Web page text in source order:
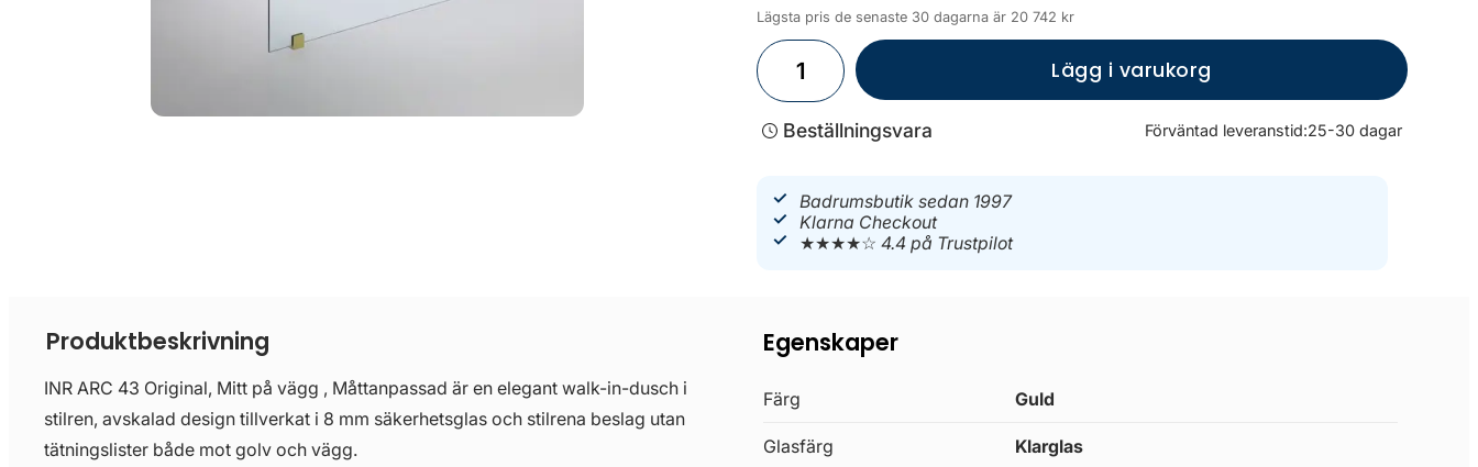
Lägsta pris de senaste 30 dagarna är 20 742 kr
Lägg i varukorg
Beställningsvara Förväntad leveranstid:25-30 dagar
Badrumsbutik sedan 1997
Klarna Checkout
★★★★☆4.4 på Trustpilot
Produktbeskrivning
INR ARC 43 Original, Mitt på vägg , Måttanpassad är en elegant walk-in-dusch i
stilren, avskalad design tillverkat i 8 mm säkerhetsglas och stilrena beslag utan
tätningslister både mot golv och vägg.
Egenskaper
Färg Guld
Glasfärg Klarglas